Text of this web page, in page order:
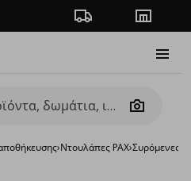
Πορεία παραγγελίας
Camera
›Ντουλάπες PAX›Συρόμενες